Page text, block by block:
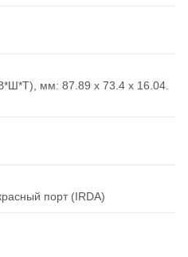
мм: 87.89 x 73.4 x 16.04.
порт (IRDA)